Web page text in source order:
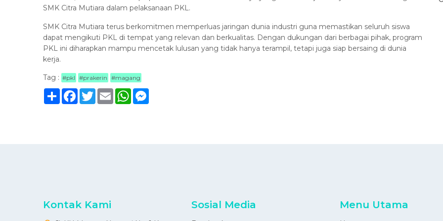
SMK Citra Mutiara dalam pelaksanaan PKL.
SMK Citra Mutiara terus berkomitmen memperluas jaringan dunia industri guna memastikan seluruh siswa
dapat mengikuti PKL di tempat yang relevan dan berkualitas. Dengan dukungan dari berbagai pihak, program
PKL ini diharapkan mampu mencetak lulusan yang tidak hanya terampil, tetapi juga siap bersaing di dunia
kerja.
Tag : #pkl #prakerin #magang
SambungFacebook
TwitterEmail WhatsApp
Kontak Kami Sosial Media Menu Utama